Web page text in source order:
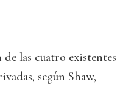
las cuatro existentes
según Shaw,